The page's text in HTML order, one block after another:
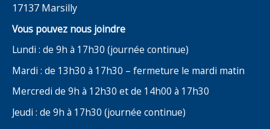
17137 Marsilly
Vous pouvez nous joindre
Lundi : de 9h à 17h30 (journée continue)
Mardi : de 13h30 à 17h30 – fermeture le mardi matin
Mercredi de 9h à 12h30 et de 14h00 à 17h30
Jeudi : de 9h à 17h30 (journée continue)